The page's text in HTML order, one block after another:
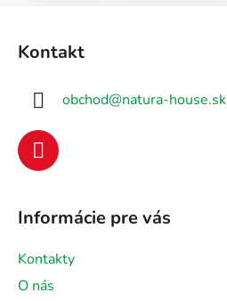
Kontakt
obchod@natura-house.sk
Informácie pre vás
Kontakty
O nás